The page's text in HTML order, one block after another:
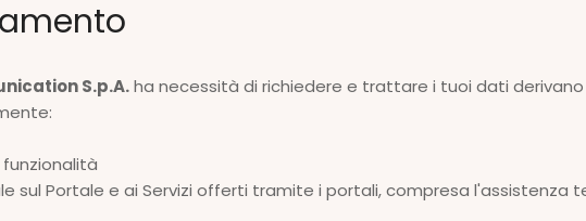
S.p.A.ha necessità di richiedere e trattare i tuoi dati
sul Portale e ai Servizi offerti tramite i portali, compresa l'assistenza